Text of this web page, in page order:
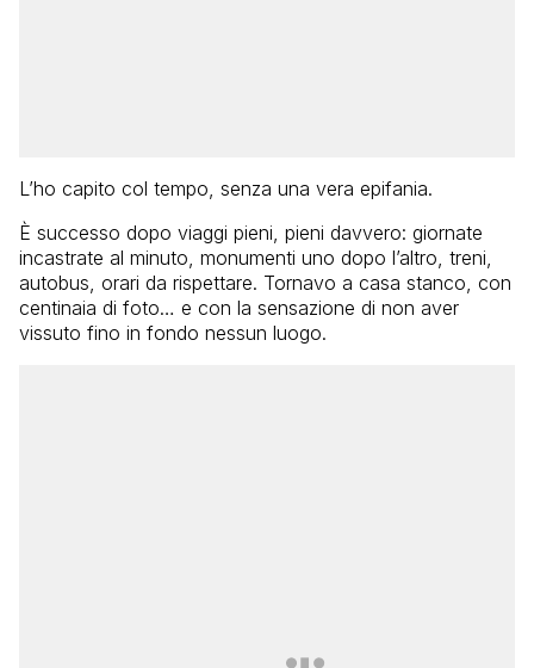
L’ho capito col tempo, senza una vera epifania.
È successo dopo viaggi pieni, pieni davvero: giornate
incastrate al minuto, monumenti uno dopo l’altro, treni,
autobus, orari da rispettare. Tornavo a casa stanco, con
centinaia di foto… e con la sensazione di non aver
vissuto fino in fondo nessun luogo.